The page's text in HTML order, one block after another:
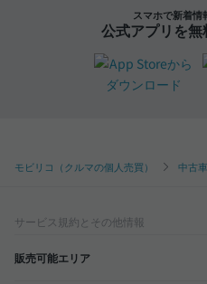
モビリコ（クルマの個人売買） 中古
スマホで新着
公式アプリを
サービス規約とその他情報
販売可能エリア